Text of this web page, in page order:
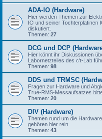
ADA-IO (Hardware)
Hier werden Themen zur
IO und seiner Tochterplatinen
diskutiert.
Themen: 27
DCG und DCP
Hier könnt ihr Diskussionen
Labornetzteiles des c't-Lab
Themen: 98
DDS und TRMSC
Fragen zur Hardware und
True-RMS-Messaufsatzes
Themen: 20
DIV (Hardware)
Themen rund um die
gehören hier rein.
Themen: 43